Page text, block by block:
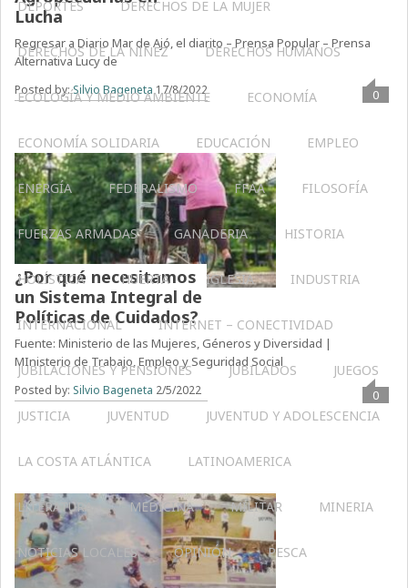
DEPORTES DERECHOS DE LA MUJER
DERECHOS DE LA NIÑEZ DERECHOS HUMANOS
ECOLOGÍA Y MEDIO AMBIENTE ECONOMÍA
ECONOMÍA SOLIDARIA EDUCACIÓN EMPLEO
ENERGÍA FEDERALISMO FFAA FILOSOFÍA
FUERZAS ARMADAS GANADERIA HISTORIA
HOLÍSTICA HUERTA IGLESIA INDUSTRIA
INTERNACIONAL INTERNET – CONECTIVIDAD
JUBILACIONES Y PENSIONES JUBILADOS JUEGOS
JUSTICIA JUVENTUD JUVENTUD Y ADOLESCENCIA
LA COSTA ATLÁNTICA LATINOAMERICA
LITERATURA MEDICINA MILITAR MINERIA
NOTICIAS LOCALES OPINIÓN PESCA
Lucha
Regresar a Diario Mar de Ajó, el diarito – Prensa Popular – Prensa
Alternativa Lucy de
Posted by:Silvio Bageneta 17/8/2022 0
¿Por qué necesitamos
un Sistema Integral de
Políticas de Cuidados?
Fuente: Ministerio de las Mujeres, Géneros y Diversidad |
MInisterio de Trabajo, Empleo y Seguridad Social
Posted by: Silvio Bageneta 2/5/2022 0